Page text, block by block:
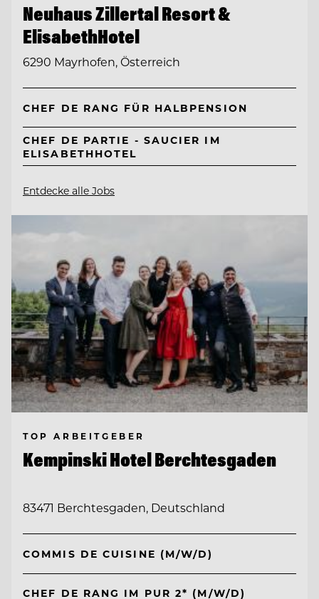
Neuhaus Zillertal Resort &
ElisabethHotel
6290 Mayrhofen, Österreich
CHEF DE RANG FÜR HALBPENSION
CHEF DE PARTIE - SAUCIER IM
ELISABETHHOTEL
Entdecke alle Jobs
TOP ARBEITGEBER
Kempinski Hotel Berchtesgaden
83471 Berchtesgaden, Deutschland
COMMIS DE CUISINE (M/W/D)
CHEF DE RANG IM PUR 2* (M/W/D)